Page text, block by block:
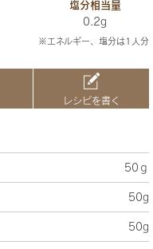
塩分相当量
0.2g
※エネルギー、塩分は1人分
レシピを書く
50ｇ
50g
50g